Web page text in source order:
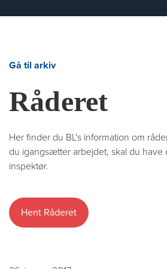
Gå til arkiv
Råderet
Her finder du BL's information om
du igangsætter arbejdet, skal du have
inspektør.
Hent Råderet